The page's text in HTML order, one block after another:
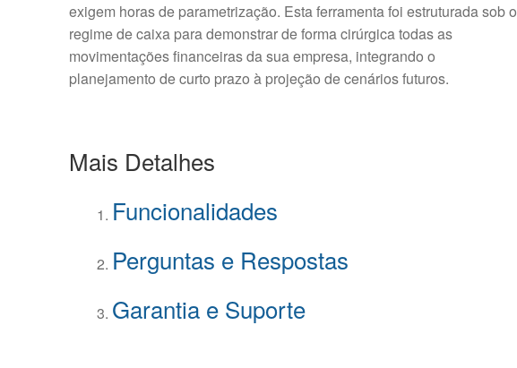
exigem horas de parametrização. Esta ferramenta foi estruturada sob o
regime de caixa para demonstrar de forma cirúrgica todas as
movimentações financeiras da sua empresa, integrando o
planejamento de curto prazo à projeção de cenários futuros.
Mais Detalhes
Funcionalidades
Perguntas e Respostas
Garantia e Suporte